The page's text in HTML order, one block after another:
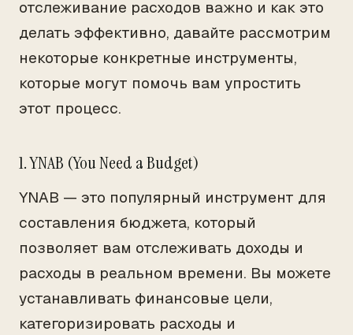
отслеживание расходов важно и как это
делать эффективно, давайте рассмотрим
некоторые конкретные инструменты,
которые могут помочь вам упростить
этот процесс.
1. YNAB (You Need a Budget)
YNAB — это популярный инструмент для
составления бюджета, который
позволяет вам отслеживать доходы и
расходы в реальном времени. Вы можете
устанавливать финансовые цели,
категоризировать расходы и